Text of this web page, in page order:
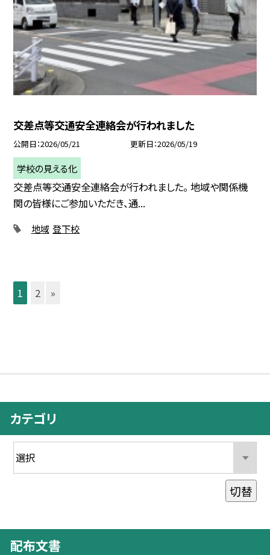
交差点等交通安全連絡会が行われました
公開日 2026/05/21 更新日 2026/05/19
学校の見える化
交差点等交通安全連絡会が行われました。 地域や関係機
関の皆様にご参加いただき、通...
地域 登下校
1 2 »
カテゴリ
切替
配布文書